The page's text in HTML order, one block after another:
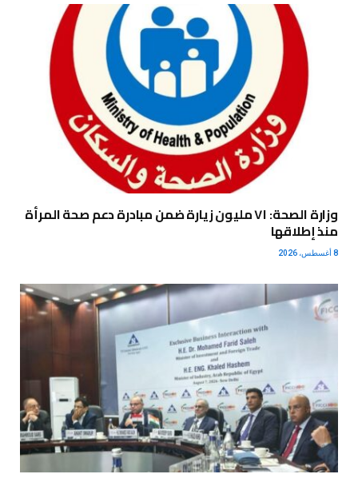
وزارة الصحة: ٧١ مليون زيارة ضمن مبادرة دعم صحة المرأة
منذ إطلاقها
8 أغسطس، 2026